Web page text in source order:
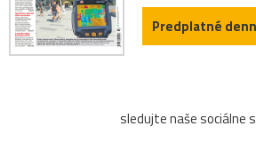
Predplatné
sledujte naše sociálne